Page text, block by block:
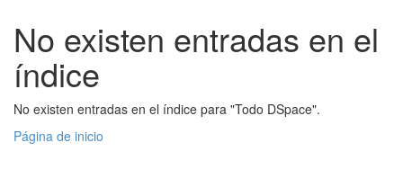
No existen entradas en el
índice
No existen entradas en el índice para "Todo DSpace".
Página de inicio